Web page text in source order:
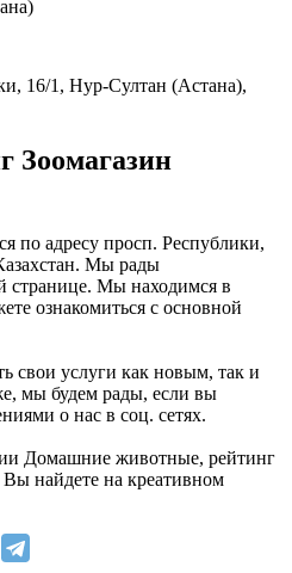
16/1, Нур-Султан (Астана),
Зоомагазин
по адресу просп. Республики,
Мы рады
странице. Мы находимся в
ознакомиться с основной
свои услуги как новым, так и
мы будем рады, если вы
о нас в соц. сетях.
Домашние животные, рейтинг
найдете на креативном